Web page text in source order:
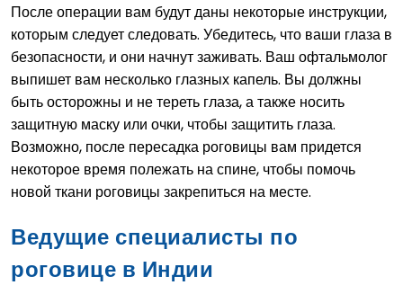
После операции вам будут даны некоторые инструкции,
которым следует следовать. Убедитесь, что ваши глаза в
безопасности, и они начнут заживать. Ваш офтальмолог
выпишет вам несколько глазных капель. Вы должны
быть осторожны и не тереть глаза, а также носить
защитную маску или очки, чтобы защитить глаза.
Возможно, после пересадка роговицы вам придется
некоторое время полежать на спине, чтобы помочь
новой ткани роговицы закрепиться на месте.
Ведущие специалисты по
роговице в Индии